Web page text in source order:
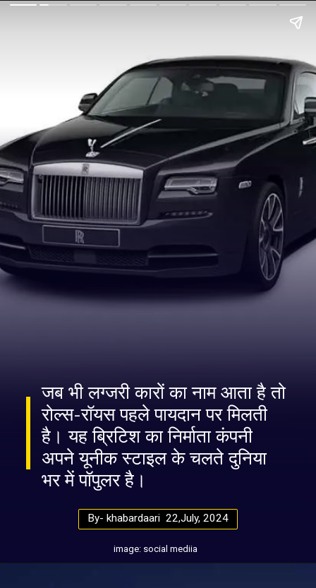
जब भी लग्जरी कारों का नाम आता है तो
रोल्स-रॉयस पहले पायदान पर मिलती
है। यह ब्रिटिश का निर्माता कंपनी
अपने यूनीक स्टाइल के चलते दुनिया
भर में पॉपुलर है।
By- khabardaari 22,July, 2024
image: social mediia